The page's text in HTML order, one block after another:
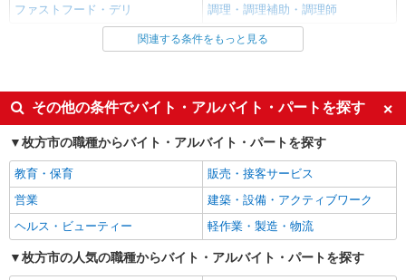
アルバイト パート
ピザハット 交野店
ピザの宅配／デリバリー・配達
生 時給1,250円以上
大阪府枚方市茄子作東町26ー11
キープ 詳細を見る
正社員
Pane e caffe Porcini
ベーカリーでのパン製造スタッフ（ブーランジ
ェ）
ファストフード・デリ 調理・調理補助・調理師
同じ雇用形態から宮之阪駅の求人を探す
同じ特徴から宮之阪駅の求人を探す
履歴書不要
未経験歓迎
大学生歓迎
主婦・主夫歓迎
フリーター歓迎
ミドル（40代～）活躍中
エルダー（50代～）活躍中
シニア（60代～）活躍中
週2～3日勤務OK
短時間勤務（1日4h以内）OK
深夜
車通勤OK
関連する条件をもっと見る
その他の条件でバイト・アルバイト・パートを探す
枚方市の職種からバイト・アルバイト・パートを探す
教育・保育
販売・接客サービス
営業
建築・設備・アクティブワーク
ヘルス・ビューティー
軽作業・製造・物流
枚方市の人気の職種からバイト・アルバイト・パートを探す